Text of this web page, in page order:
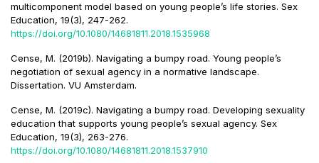
multicomponent model based on young people’s life stories. Sex
Education, 19(3), 247-262.
https://doi.org/10.1080/14681811.2018.1535968
Cense, M. (2019b). Navigating a bumpy road. Young people’s
negotiation of sexual agency in a normative landscape.
Dissertation. VU Amsterdam.
Cense, M. (2019c). Navigating a bumpy road. Developing sexuality
education that supports young people’s sexual agency. Sex
Education, 19(3), 263-276.
https://doi.org/10.1080/14681811.2018.1537910